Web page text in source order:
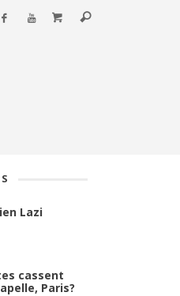
Lazi
cassent
Paris?